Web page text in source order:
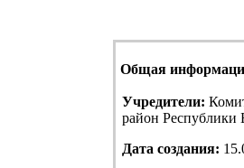
Общая
Учредители:
район Республики
Дата создания: